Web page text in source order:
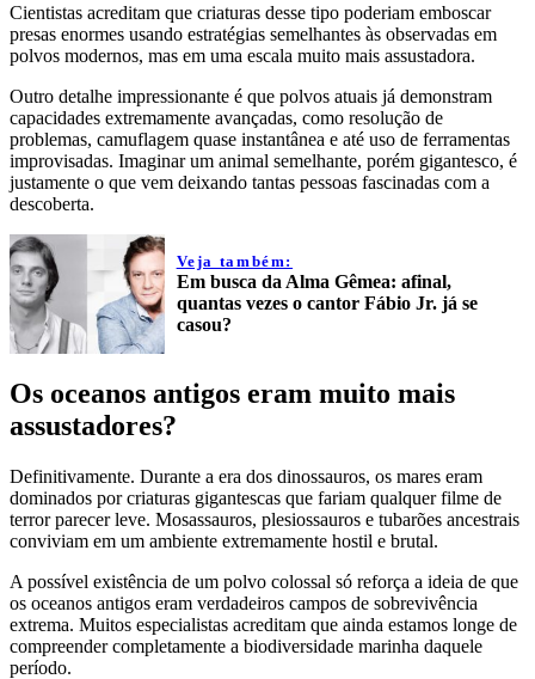
Cientistas acreditam que criaturas desse tipo poderiam emboscar
presas enormes usando estratégias semelhantes às observadas em
polvos modernos, mas em uma escala muito mais assustadora.
Outro detalhe impressionante é que polvos atuais já demonstram
capacidades extremamente avançadas, como resolução de
problemas, camuflagem quase instantânea e até uso de ferramentas
improvisadas. Imaginar um animal semelhante, porém gigantesco, é
justamente o que vem deixando tantas pessoas fascinadas com a
descoberta.
Veja também:
Em busca da Alma Gêmea: afinal,
quantas vezes o cantor Fábio Jr. já se
casou?
Os oceanos antigos eram muito mais
assustadores?
Definitivamente. Durante a era dos dinossauros, os mares eram
dominados por criaturas gigantescas que fariam qualquer filme de
terror parecer leve. Mosassauros, plesiossauros e tubarões ancestrais
conviviam em um ambiente extremamente hostil e brutal.
A possível existência de um polvo colossal só reforça a ideia de que
os oceanos antigos eram verdadeiros campos de sobrevivência
extrema. Muitos especialistas acreditam que ainda estamos longe de
compreender completamente a biodiversidade marinha daquele
período.